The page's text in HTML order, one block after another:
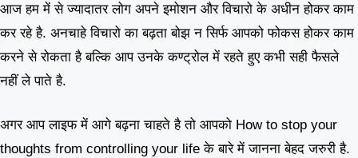
आज हम में से ज्यादातर लोग अपने इमोशन और विचारो के अधीन होकर काम
कर रहे है. अनचाहे विचारो का बढ़ता बोझ न सिर्फ आपको फोकस होकर काम
करने से रोकता है बल्कि आप उनके कण्ट्रोल में रहते हुए कभी सही फैसले
नहीं ले पाते है.
अगर आप लाइफ में आगे बढ़ना चाहते है तो आपको How to stop your
thoughts from controlling your life के बारे में जानना बेहद जरुरी है.